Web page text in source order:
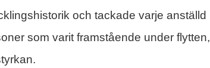
och tackade varje anställd
som varit framstående under flytten,